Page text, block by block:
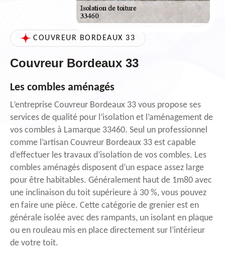
COUVREUR BORDEAUX 33
Couvreur Bordeaux 33
Les combles aménagés
L’entreprise Couvreur Bordeaux 33 vous propose ses
services de qualité pour l’isolation et l’aménagement de
vos combles à Lamarque 33460. Seul un professionnel
comme l’artisan Couvreur Bordeaux 33 est capable
d’effectuer les travaux d’isolation de vos combles. Les
combles aménagés disposent d’un espace assez large
pour être habitables. Généralement haut de 1m80 avec
une inclinaison du toit supérieure à 30 %, vous pouvez
en faire une pièce. Cette catégorie de grenier est en
générale isolée avec des rampants, un isolant en plaque
ou en rouleau mis en place directement sur l’intérieur
de votre toit.